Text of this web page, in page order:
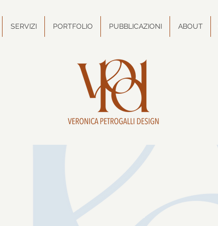
SERVIZI PORTFOLIO PUBBLICAZIONI ABOUT